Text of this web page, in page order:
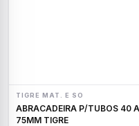
TIGRE MAT. E SO
ABRACADEIRA P/TUBOS 40 A
75MM TIGRE